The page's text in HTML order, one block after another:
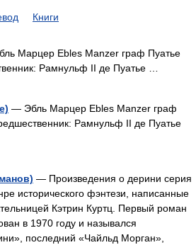
Книги
Марцер Ebles Manzer граф Пуатье
Рамнульф II де Пуатье …
— Эбль Марцер Ebles Manzer граф
Рамнульф II де Пуатье
— Произведения о дерини серия
исторического фэнтези, написанные
Кэтрин Куртц. Первый роман
в 1970 году и назывался
последний «Чайльд Морган»,